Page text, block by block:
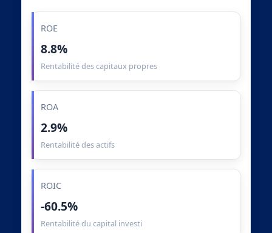
ROE
8.8%
Rentabilité des capitaux propres
ROA
2.9%
Rentabilité des actifs
ROIC
-60.5%
Rentabilité du capital investi